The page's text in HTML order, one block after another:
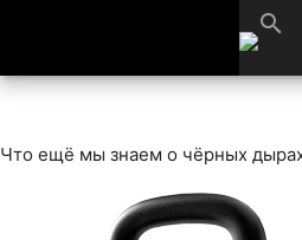
search
Что ещё мы знаем о чёрных